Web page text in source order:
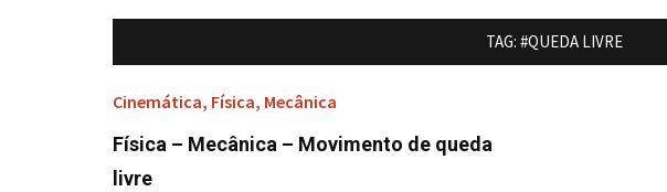
TAG: #QUEDA LIVRE
Cinemática, Física, Mecânica
Física – Mecânica – Movimento de queda
livre